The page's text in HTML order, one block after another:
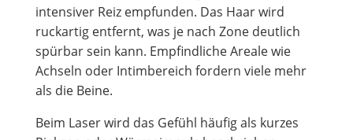
intensiver Reiz empfunden. Das Haar wird
ruckartig entfernt, was je nach Zone deutlich
spürbar sein kann. Empfindliche Areale wie
Achseln oder Intimbereich fordern viele mehr
als die Beine.
Beim Laser wird das Gefühl häufig als kurzes